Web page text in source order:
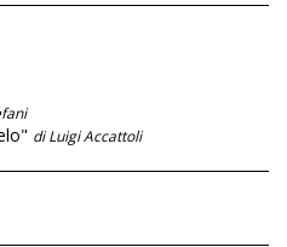
di Luigi Accattoli